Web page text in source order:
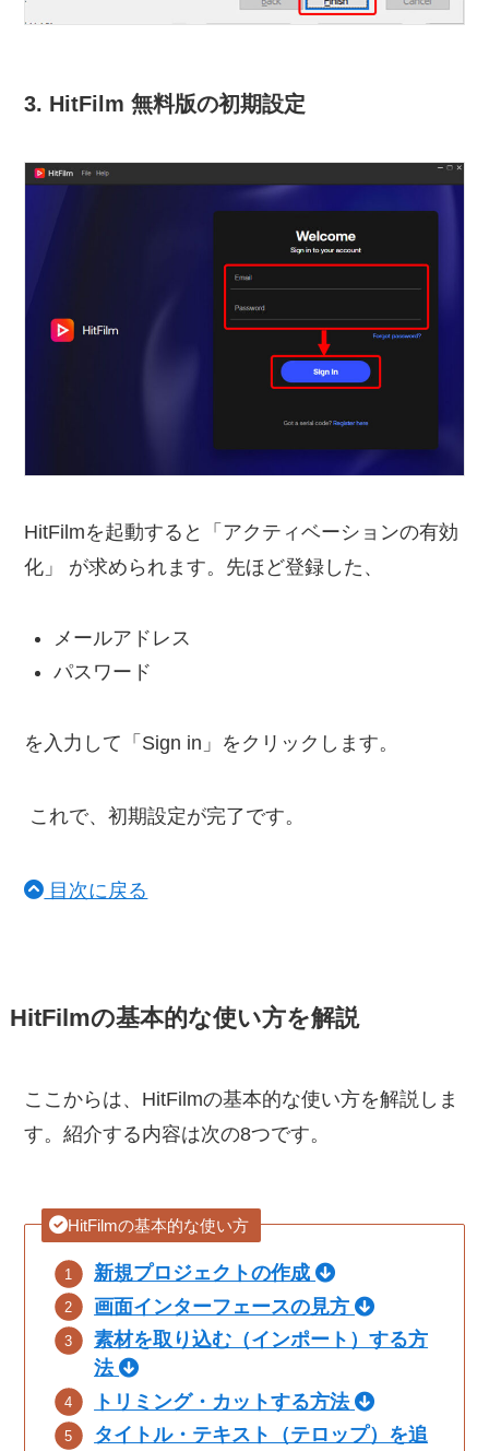
3. HitFilm 無料版の初期設定
HitFilmを起動すると「アクティベーションの有効
化」 が求められます。先ほど登録した、
メールアドレス
パスワード
を入力して「Sign in」をクリックします。
これで、初期設定が完了です。
目次に戻る
HitFilmの基本的な使い方を解説
ここからは、HitFilmの基本的な使い方を解説しま
す。紹介する内容は次の8つです。
HitFilmの基本的な使い方
新規プロジェクトの作成
画面インターフェースの見方
素材を取り込む（インポート）する方
法
トリミング・カットする方法
タイトル・テキスト（テロップ）を追